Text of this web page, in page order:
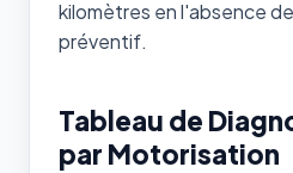
kilomètres en l'absence
préventif.
Tableau de
par Motorisation